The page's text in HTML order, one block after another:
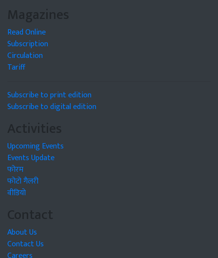
Magazines
Read Online
Subscription
Circulation
Tariff
Subscribe to print edition
Subscribe to digital edition
Activities
Upcoming Events
Events Update
फोरम
फोटो गैलरी
वीडियो
Contact
About Us
Contact Us